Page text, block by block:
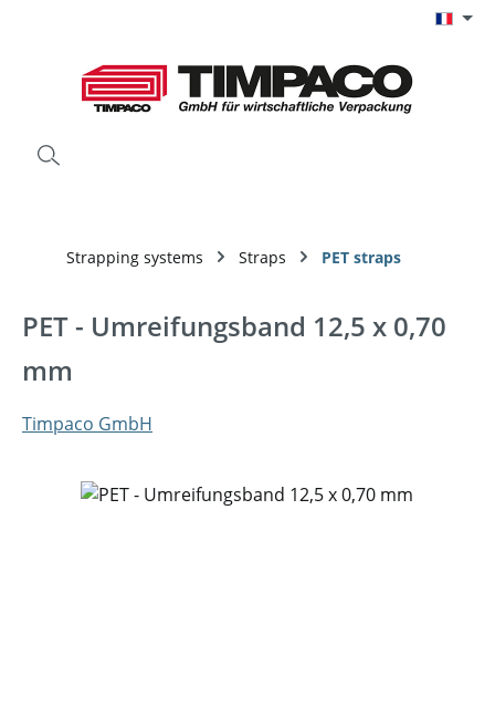
Strapping systems Straps PET straps
PET - Umreifungsband 12,5 x 0,70
mm
Timpaco GmbH
Ignorer la galerie d'images